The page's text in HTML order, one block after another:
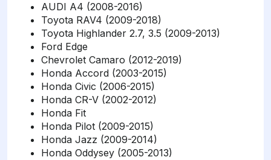
AUDI A4 (2008-2016)
Toyota RAV4 (2009-2018)
Toyota Highlander 2.7, 3.5 (2009-2013)
Ford Edge
Chevrolet Camaro (2012-2019)
Honda Accord (2003-2015)
Honda Civic (2006-2015)
Honda CR-V (2002-2012)
Honda Fit
Honda Pilot (2009-2015)
Honda Jazz (2009-2014)
Honda Oddysey (2005-2013)